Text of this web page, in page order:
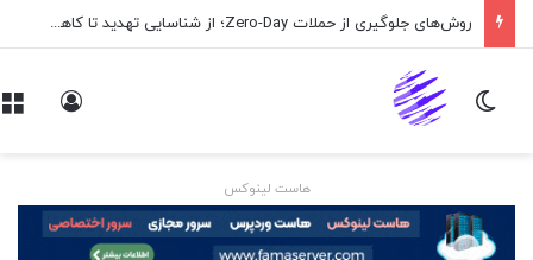
روش‌های جلوگیری از حملات Zero-Day؛ از شناسایی تهدید تا کاهش ریسک
تغییر پوسته
هاست لینوکس